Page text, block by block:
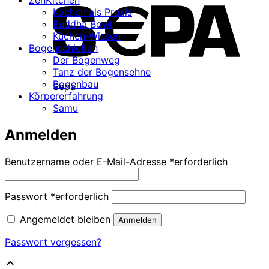
Sepa
Kochen als Praxis
Buddha Bowl
Küchen-Wissen
Bogenschießen
Der Bogenweg
Tanz der Bogensehne
Bogenbau
Körpererfahrung
Samu
Anmelden
Benutzername oder E-Mail-Adresse *erforderlich
Passwort *erforderlich
Angemeldet bleiben
Anmelden
Passwort vergessen?